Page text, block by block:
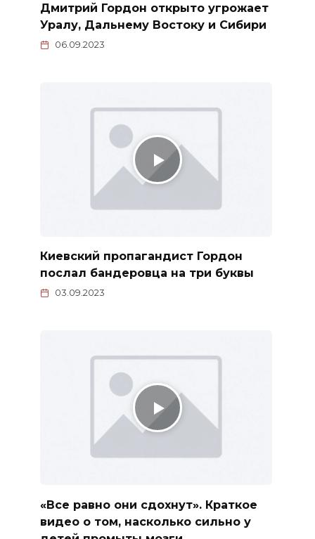
Дмитрий Гордон открыто угрожает
Уралу, Дальнему Востоку и Сибири
06.09.2023
Киевский пропагандист Гордон
послал бандеровца на три буквы
03.09.2023
«Все равно они сдохнут». Краткое
видео о том, насколько сильно у